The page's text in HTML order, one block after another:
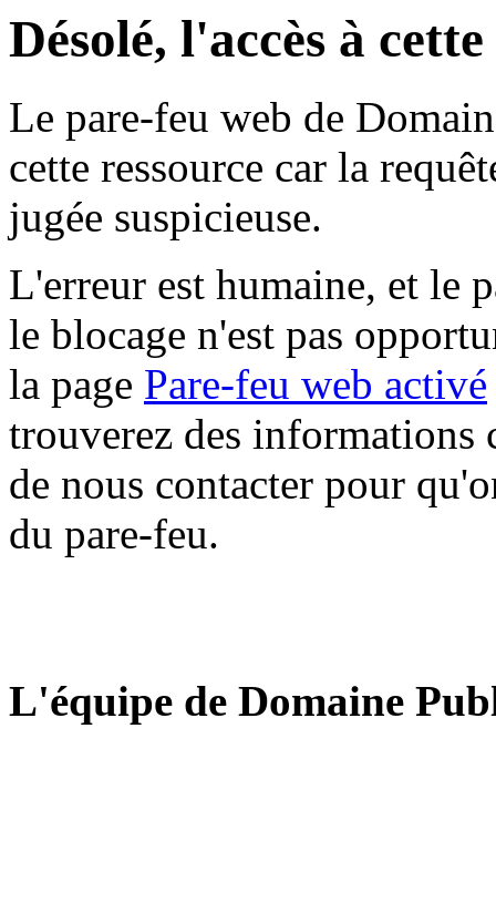
Désolé, l'accès à
Le pare-feu web de
cette ressource car la
jugée suspicieuse.
L'erreur est humaine, et le
le blocage n'est pas
la page Pare-feu web activé
trouverez des informations
de nous contacter pour
du pare-feu.
L'équipe de Domaine